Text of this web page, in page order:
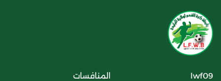
lwf09 المنافسات